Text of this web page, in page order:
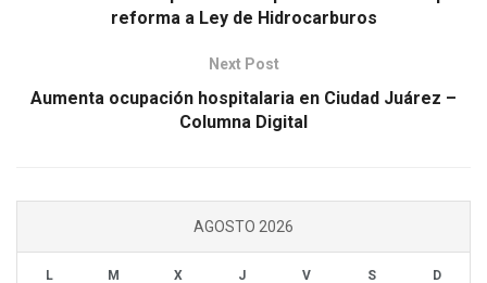
reforma a Ley de Hidrocarburos
Next Post
Aumenta ocupación hospitalaria en Ciudad Juárez –
Columna Digital
AGOSTO 2026
L M X J V S D